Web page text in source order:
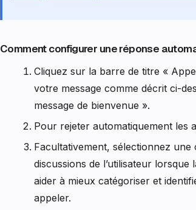
Comment configurer une réponse
Cliquez sur la barre de titre «
votre message comme décrit ci-
message de bienvenue ».
Pour rejeter automatiquement les
Facultativement, sélectionnez
discussions de l’utilisateur
aider à mieux catégoriser et
appeler.